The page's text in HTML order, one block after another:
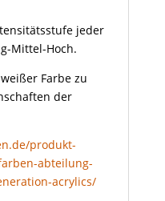
jeder
Mittel-Hoch.
Farbe zu
der
produkt-
abteilung-
acrylics/